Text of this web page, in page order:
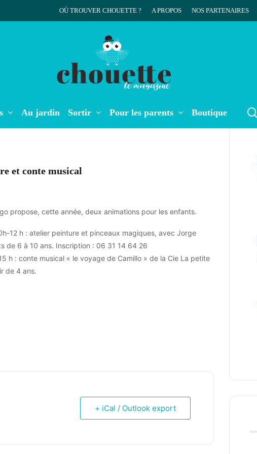
OÙ TROUVER CHOUETTE ? A PROPOS NOS PARTENAIRES
Au jardin Sortir Pour les parents Boutique
et conte musical
propose, cette année, deux animations pour les enfants.
12 h : atelier peinture et pinceaux magiques, avec Jorge
de 6 à 10 ans. Inscription : 06 31 14 64 26
h : conte musical « le voyage de Camillo » de la Cie La petite
de 4 ans.
+ iCal / Outlook export